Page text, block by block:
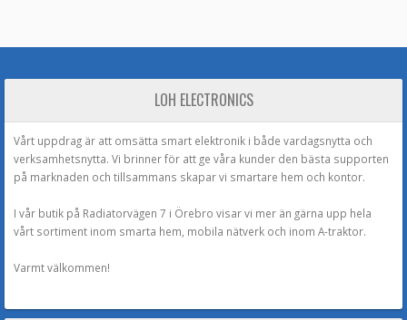
LOH ELECTRONICS
Vårt uppdrag är att omsätta smart elektronik i både vardagsnytta och
verksamhetsnytta. Vi brinner för att ge våra kunder den bästa supporten
på marknaden och tillsammans skapar vi smartare hem och kontor.
I vår butik på Radiatorvägen 7 i Örebro visar vi mer än gärna upp hela
vårt sortiment inom smarta hem, mobila nätverk och inom A-traktor.
Varmt välkommen!